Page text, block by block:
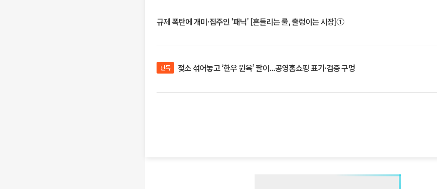
규제 폭탄에 개미·집주인 '패닉' [흔들리는 룰, 출렁이는 시장]①
단독 젖소 섞어놓고 ‘한우 원육’ 팔이...공영홈쇼핑 표기·검증 구멍